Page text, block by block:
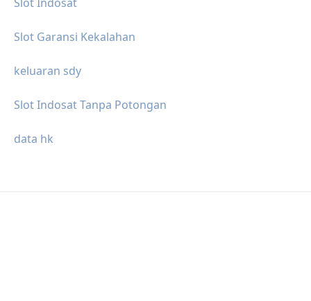
Slot Garansi Kekalahan
keluaran sdy
Slot Indosat Tanpa Potongan
data hk